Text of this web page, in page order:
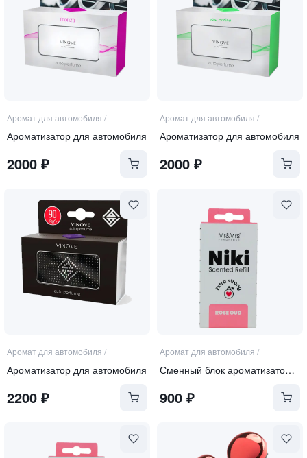
Аромат для автомобиля /
Ароматизатор для автомобиля
2000 ₽
Аромат для автомобиля /
Ароматизатор для автомобиля
2000₽
Аромат для автомобиля /
Ароматизатор для автомобиля
2200 ₽
Аромат для автомобиля /
Сменный блок ароматизатора "ROSE OUD"
900₽